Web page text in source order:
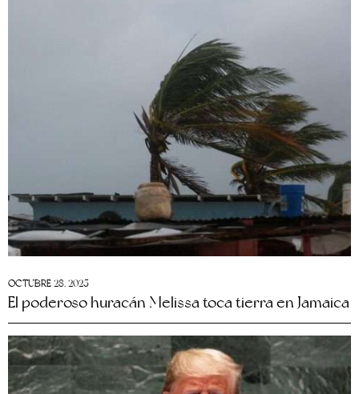
OCTUBRE 28, 2025
El poderoso huracán Melissa toca tierra en Jamaica